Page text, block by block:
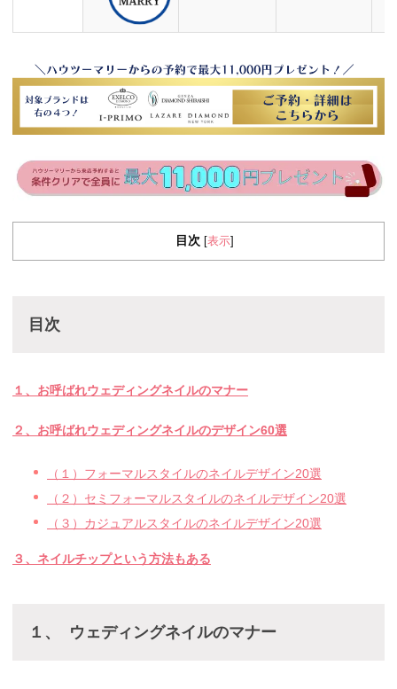
目次 [表示]
目次
１、お呼ばれウェディングネイルのマナー
２、お呼ばれウェディングネイルのデザイン60選
（１）フォーマルスタイルのネイルデザイン20選
（２）セミフォーマルスタイルのネイルデザイン20選
（３）カジュアルスタイルのネイルデザイン20選
３、ネイルチップという方法もある
１、 ウェディングネイルのマナー